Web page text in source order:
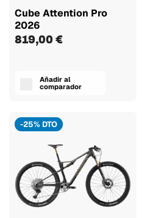
Cube Attention Pro
2026
819,00 €
Añadir al
comparador
-25% DTO